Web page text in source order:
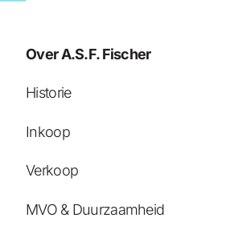
Over A.S.F. Fischer
Historie
Inkoop
Verkoop
MVO & Duurzaamheid